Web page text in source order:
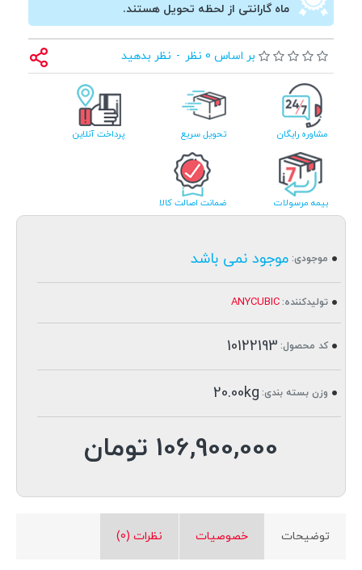
ماه گارانتی از لحظه تحویل هستند.
بر اساس 0 نظر - نظر بدهید
مشاوره رایگان تحویل سریع پرداخت آنلاین
بیمه مرسولات ضمانت اصالت کالا
106,900,000 تومان
موجودی: موجود نمی باشد
تولیدکننده: ANYCUBIC
کد محصول: 10122193
وزن بسته بندی: 20.00kg
توضیحات خصوصیات نظرات (0)